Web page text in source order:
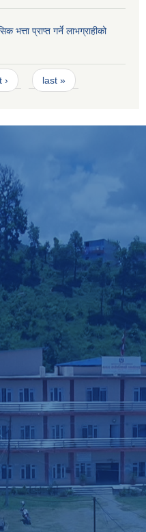
प्राप्त गर्ने लाभग्राहीको
› last »